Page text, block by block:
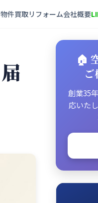
件買取リフォーム会社概要
🏠
創業35
応いた